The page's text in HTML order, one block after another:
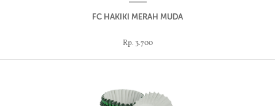
FC HAKIKI MERAH MUDA
Rp. 3.700